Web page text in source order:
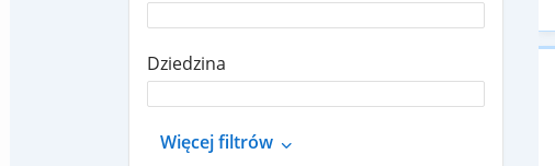
Dziedzina
Więcej filtrów